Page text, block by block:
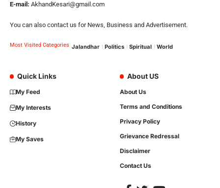
E-mail: AkhandKesari@gmail.com
You can also contact us for News, Business and Advertisement.
Most Visited Categories Jalandhar Politics Spiritual World
Quick Links
My Feed
My Interests
History
My Saves
About US
About Us
Terms and Conditions
Privacy Policy
Grievance Redressal
Disclaimer
Contact Us